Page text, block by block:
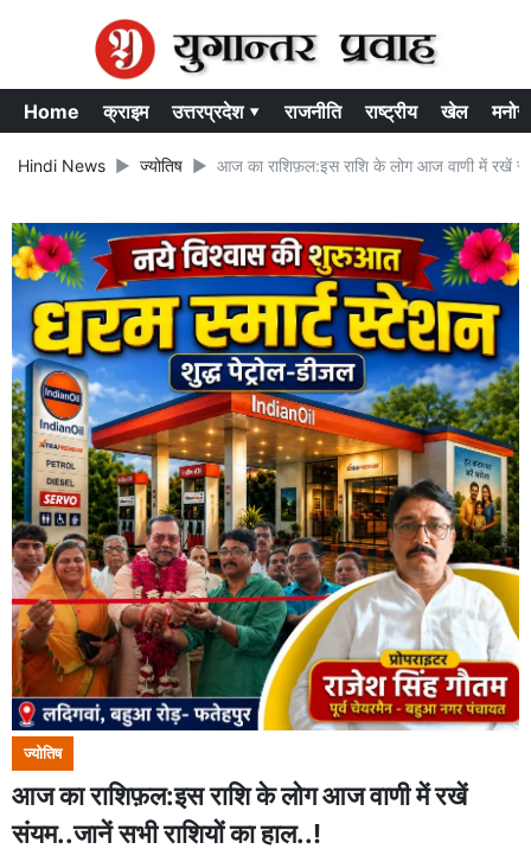
Home क्राइम उत्तरप्रदेश ▾ राजनीति राष्ट्रीय खेल
Hindi News ज्योतिष आज का राशिफ़ल:इस राशि के लोग आज वाणी में रखें
ज्योतिष
आज का राशिफ़ल:इस राशि के लोग आज वाणी में रखें
संयम..जानें सभी राशियों का हाल..!